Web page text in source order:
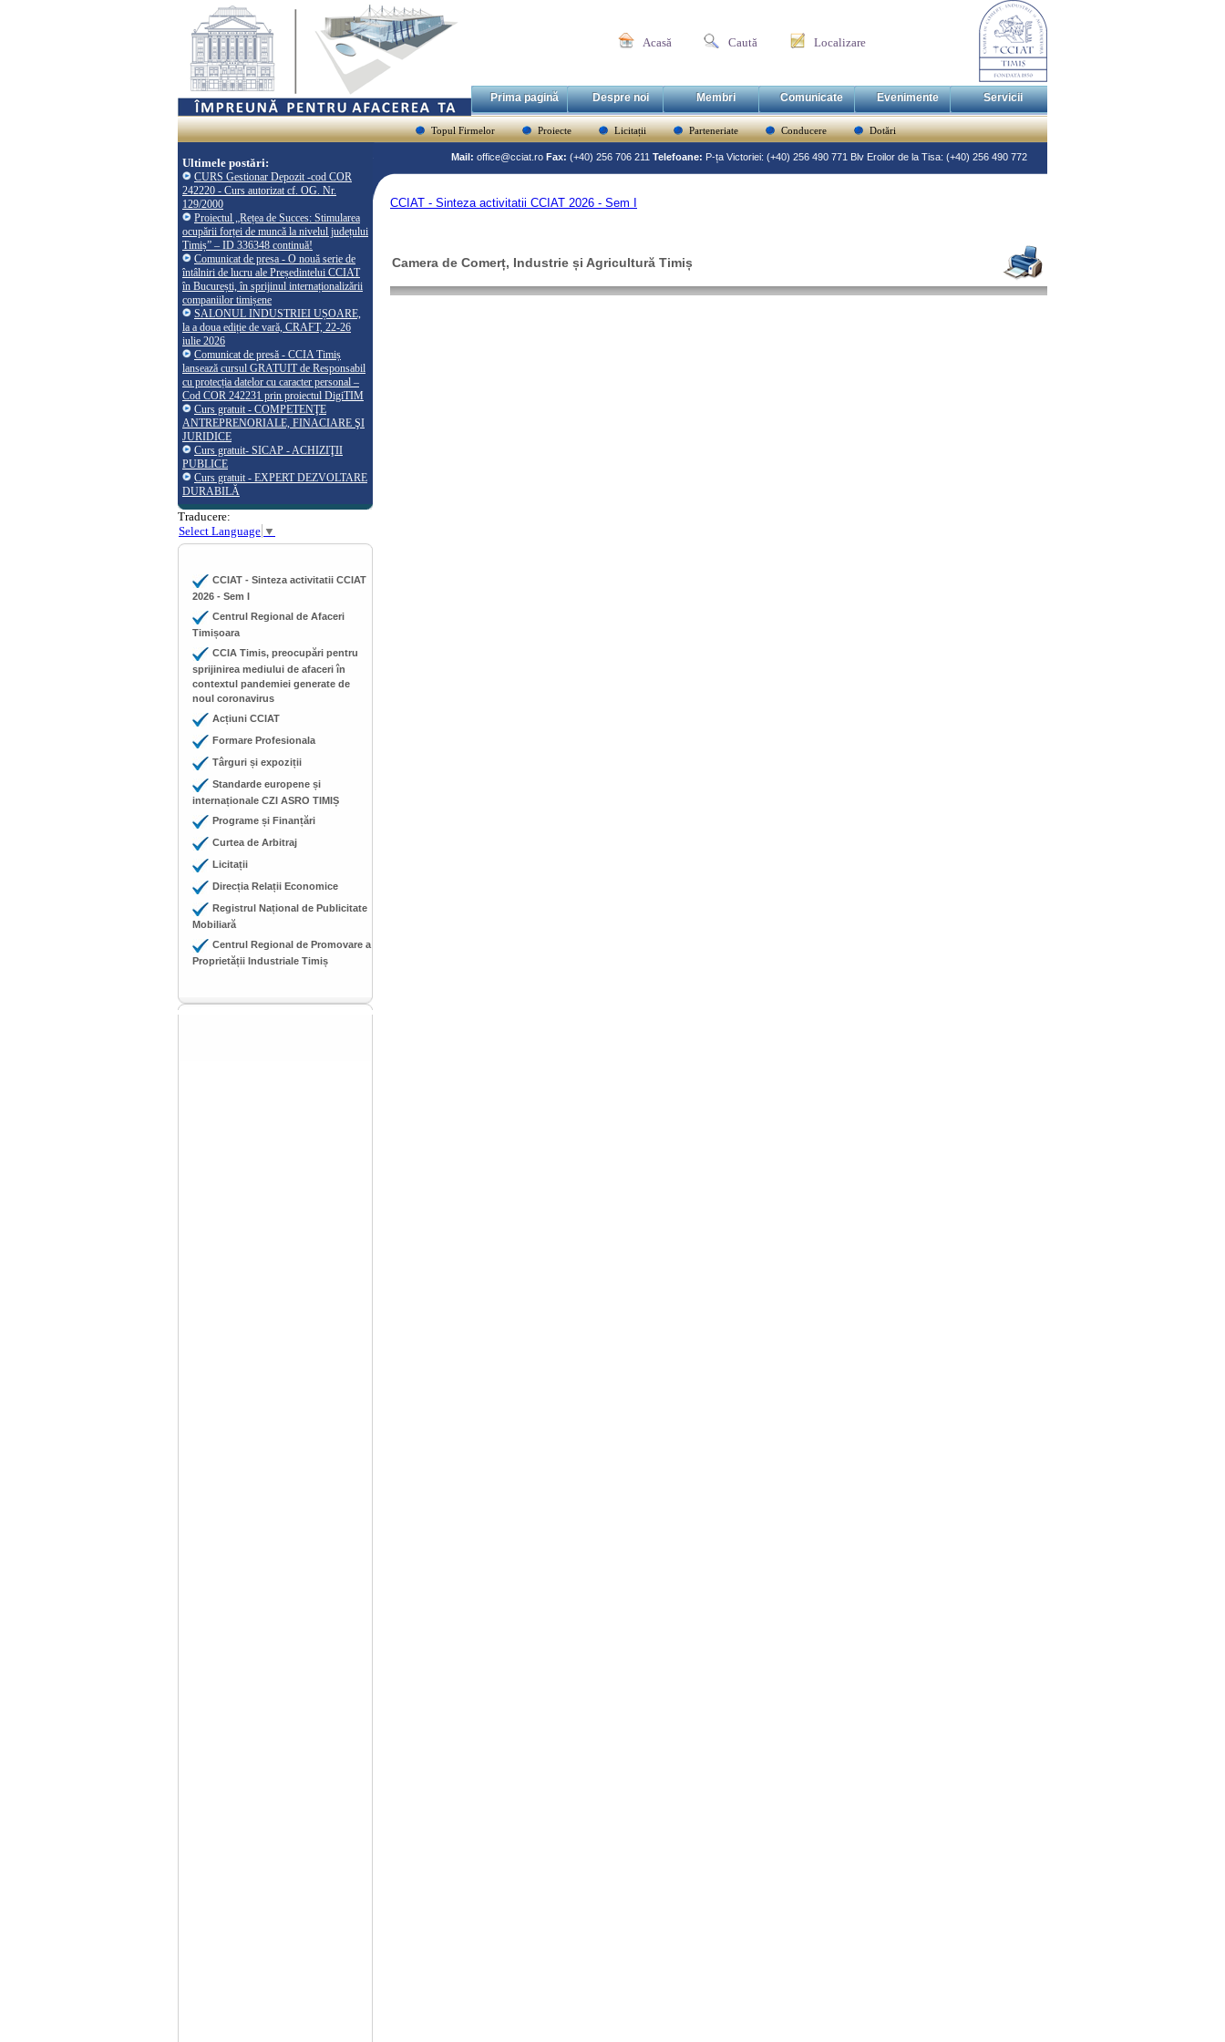
Acasă Caută Localizare
Prima pagină Despre noi Membri Comunicate Evenimente Servicii
Topul Firmelor Proiecte Licitații Parteneriate Conducere Dotări
Ultimele postări:
CURS Gestionar Depozit -cod COR
242220 - Curs autorizat cf. OG. Nr.
129/2000
Proiectul „Rețea de Succes: Stimularea
ocupării forței de muncă la nivelul județului
Timiș” – ID 336348 continuă!
Comunicat de presa - O nouă serie de
întâlniri de lucru ale Președintelui CCIAT
în București, în sprijinul internaționalizării
companiilor timișene
SALONUL INDUSTRIEI UȘOARE,
la a doua ediție de vară, CRAFT, 22-26
iulie 2026
Comunicat de presă - CCIA Timiș
lansează cursul GRATUIT de Responsabil
cu protecția datelor cu caracter personal –
Cod COR 242231 prin proiectul DigiTIM
Curs gratuit - COMPETENŢE
ANTREPRENORIALE, FINACIARE ŞI
JURIDICE
Curs gratuit- SICAP - ACHIZIŢII
PUBLICE
Curs gratuit - EXPERT DEZVOLTARE
DURABILĂ
Traducere:
Select Language ▼
CCIAT - Sinteza activitatii CCIAT
2026 - Sem I
Centrul Regional de Afaceri
Timișoara
CCIA Timis, preocupări pentru
sprijinirea mediului de afaceri în
contextul pandemiei generate de
noul coronavirus
Acțiuni CCIAT
Formare Profesionala
Târguri și expoziții
Standarde europene și
internaționale CZI ASRO TIMIȘ
Programe și Finanțări
Curtea de Arbitraj
Licitații
Direcția Relații Economice
Registrul Național de Publicitate
Mobiliară
Centrul Regional de Promovare a
Proprietății Industriale Timiș
Mail: office@cciat.ro Fax: (+40) 256 706 211 Telefoane: P-ța Victoriei: (+40) 256 490 771 Blv Eroilor de la Tisa: (+40) 256 490 772
CCIAT - Sinteza activitatii CCIAT 2026 - Sem I
Camera de Comerț, Industrie și Agricultură Timiș